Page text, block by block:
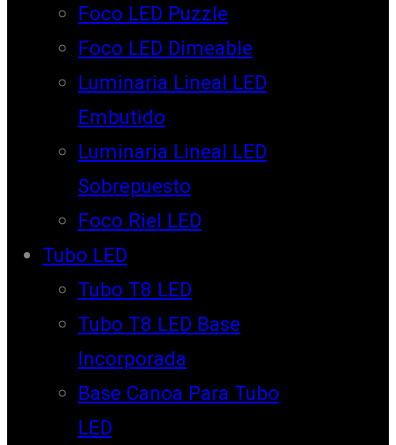
Foco LED Puzzle
Foco LED Dimeable
Luminaria Lineal LED
Embutido
Luminaria Lineal LED
Sobrepuesto
Foco Riel LED
Tubo LED
Tubo T8 LED
Tubo T8 LED Base
Incorporada
Base Canoa Para Tubo
LED